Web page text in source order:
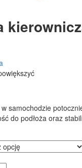
samochodzie
do podłoża oraz